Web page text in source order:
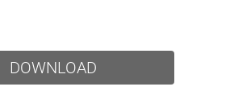
DOWNLOAD